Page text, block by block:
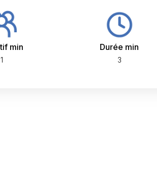
min
1
Durée min
3